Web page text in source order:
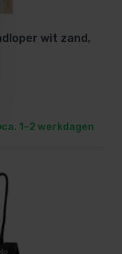
wit zand,
ca. 1–2 werkdagen